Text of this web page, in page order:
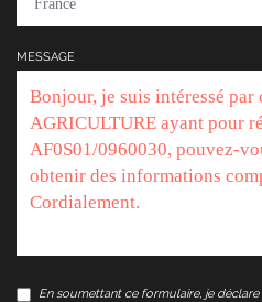
MESSAGE
En soumettant ce formulaire, je